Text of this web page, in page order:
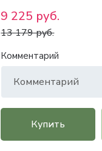
9 225 руб.
13 179 руб.
Комментарий
Купить